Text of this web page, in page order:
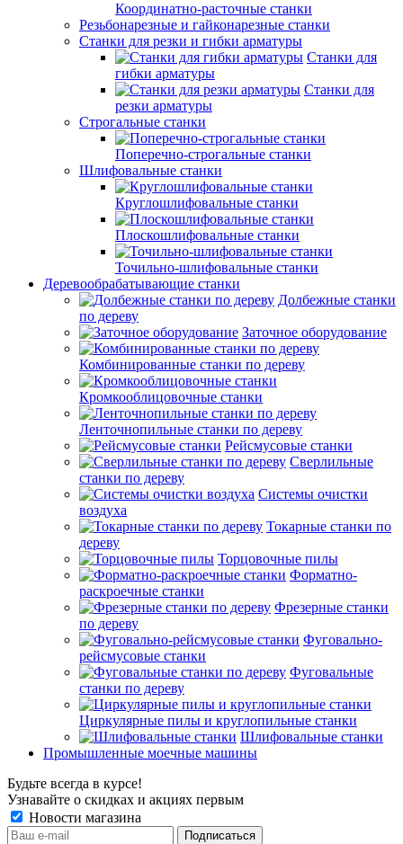
Координатно-расточные станки
Резьбонарезные и гайконарезные станки
Станки для резки и гибки арматуры
Станки для
гибки арматуры
Станки для
резки арматуры
Строгальные станки
Поперечно-строгальные станки
Шлифовальные станки
Круглошлифовальные станки
Плоскошлифовальные станки
Точильно-шлифовальные станки
Деревообрабатывающие станки
Долбежные станки
по дереву
Заточное оборудование
Комбинированные станки по дереву
Кромкооблицовочные станки
Ленточнопильные станки по дереву
Рейсмусовые станки
Сверлильные
станки по дереву
Системы очистки
воздуха
Токарные станки по
дереву
Торцовочные пилы
Форматно-
раскроечные станки
Фрезерные станки
по дереву
Фуговально-
рейсмусовые станки
Фуговальные
станки по дереву
Циркулярные пилы и круглопильные станки
Шлифовальные станки
Промышленные моечные машины
Будьте всегда в курсе!
Узнавайте о скидках и акциях первым
Новости магазина